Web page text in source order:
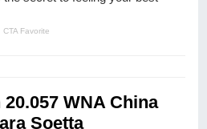
WNA China
Soetta